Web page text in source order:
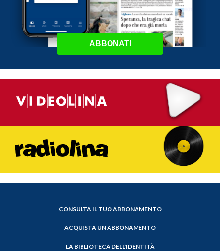
ABBONATI
CONSULTA IL TUO ABBONAMENTO
ACQUISTA UN ABBONAMENTO
LA BIBLIOTECA DELL'IDENTITÀ